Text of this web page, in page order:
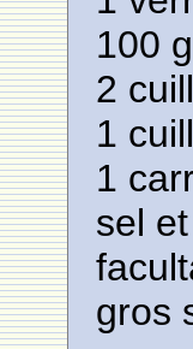
100
2
1
1
sel
gros